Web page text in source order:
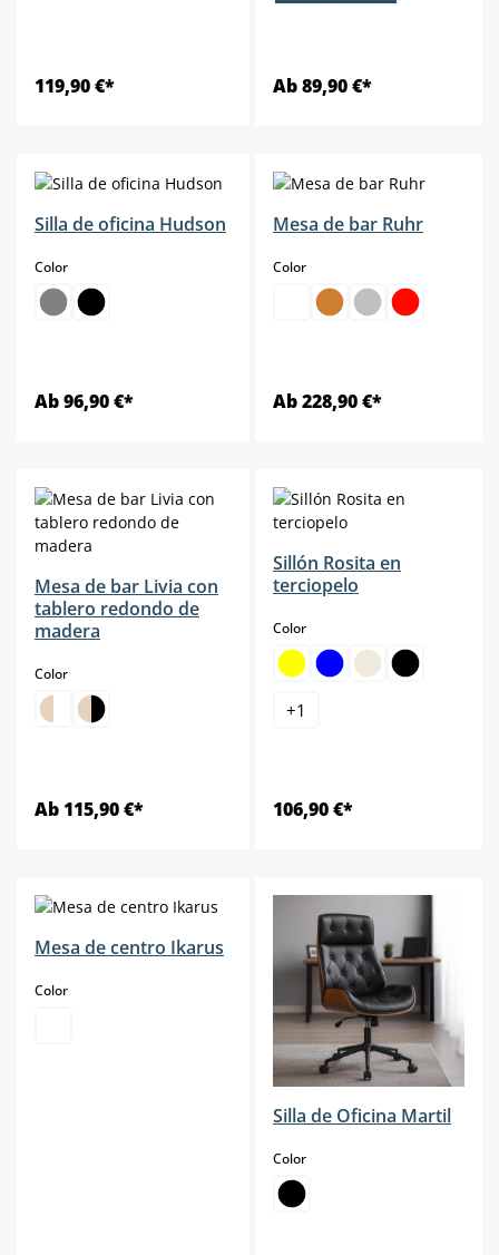
119,90 €* Ab 89,90 €*
Silla de oficina Hudson
Colorselect
Ab 96,90 €*
Mesa de bar Ruhr
Colorselect
Ab 228,90 €*
Mesa de bar Livia con
tablero redondo de
madera
Colorselect
Ab 115,90 €*
Sillón Rosita en
terciopelo
Colorselect
+1
106,90 €*
Mesa de centro Ikarus
Colorselect
Silla de Oficina Martil
Colorselect